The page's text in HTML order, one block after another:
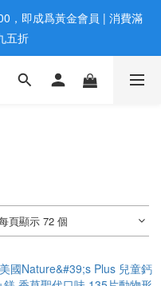
樓B  |  RealDeal 保健品 |
0709
，即成爲黃金會員 | 消費滿
五折
on HK $500 Online
0709
頁顯示 72 個